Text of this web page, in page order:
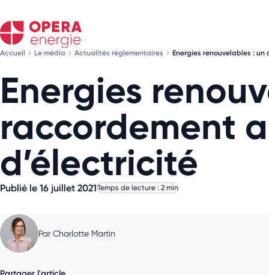
Accueil Le média Actualités réglementaires Energies renouvelables :
Energies
raccordement
d’électricité
Publié le 16 juillet 2021Temps de lecture : 2 min
Par Charlotte Martin